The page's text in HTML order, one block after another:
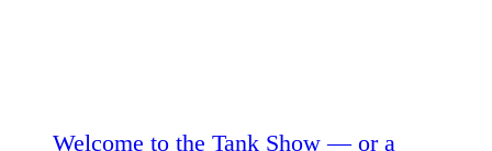
Welcome to the Tank Show — or a